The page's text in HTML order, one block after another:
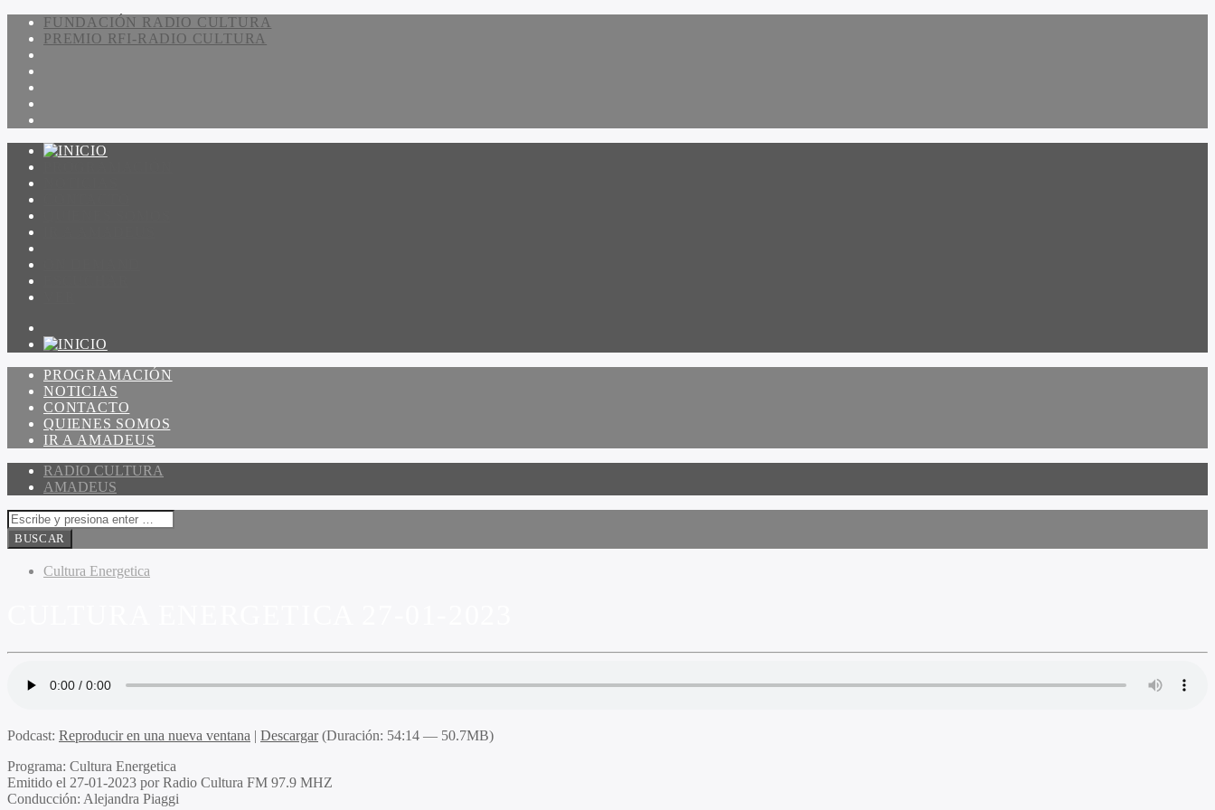
FUNDACIÓN RADIO CULTURA
PREMIO RFI-RADIO CULTURA
PROGRAMACIÓN
NOTICIAS
CONTACTO
QUIENES SOMOS
IR A AMADEUS
RADIO CULTURA
AMADEUS
Cultura Energetica
Podcast: Reproducir en una nueva ventana | Descargar(Duración: 54:14 — 50.7MB)
Programa: Cultura Energetica
Emitido el 27-01-2023 por Radio Cultura FM 97.9 MHZ
Conducción: Alejandra Piaggi